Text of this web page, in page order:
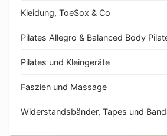
Kleidung, ToeSox & Co
Pilates Allegro & Balanced Body
Pilates und Kleingeräte
Faszien und Massage
Widerstandsbänder, Tapes und